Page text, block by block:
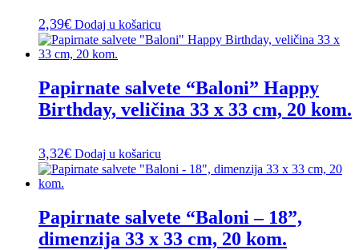
2,39€ Dodaj u košaricu
Papirnate salvete “Baloni” Happy
Birthday, veličina 33 x 33 cm, 20 kom.
3,32€ Dodaj u košaricu
Papirnate salvete “Baloni – 18”,
dimenzija 33 x 33 cm, 20 kom.